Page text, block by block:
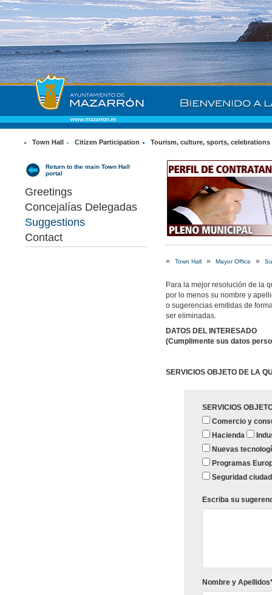
Town Hall Citizen Participation Tourism, culture, sports, celebrations
Return to the main Town Hall
portal
Greetings
Concejalías Delegadas
Suggestions
Contact
» Town Hall » Mayor Office »
Para la mejor resolución de la
por lo menos su nombre y
o sugerencias emitidas de
ser eliminadas.
DATOS DEL INTERESADO
(Cumplimente sus datos
SERVICIOS OBJETO DE LA
SERVICIOS
Comercio y
Hacienda
Nuevas
Programas
Seguridad
Escriba su
Nombre y